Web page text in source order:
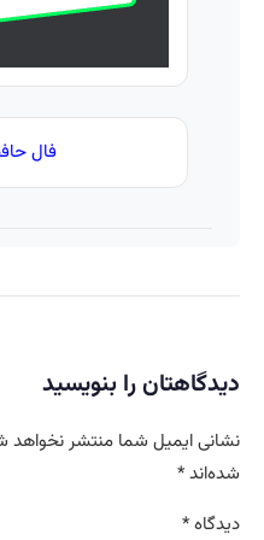
فال
دیدگاهتان را بنویسید
نشانی ایمیل شما منتشر نخواهد
شده‌اند*
دیدگاه*